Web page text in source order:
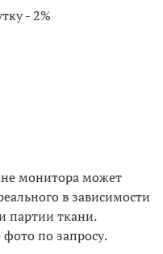
- 2%
монитора может
в зависимости
партии ткани.
по запросу.